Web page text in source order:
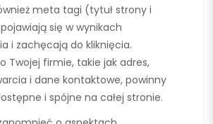
meta tagi (tytuł strony i
się w wynikach
i zachęcają do kliknięcia.
Twojej firmie, takie jak adres,
i dane kontaktowe, powinny
i spójne na całej stronie.